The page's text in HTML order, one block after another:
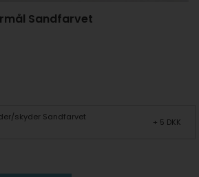
Sandfarvet
skyder Sandfarvet + 5 DKK